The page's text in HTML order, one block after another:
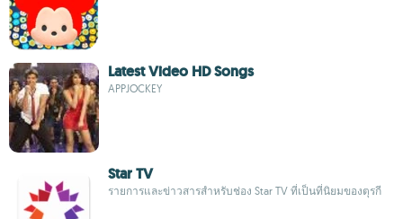
Latest Video HD Songs
APPJOCKEY
Star TV
รายการและข่าวสารสำหรับช่อง Star TV ที่เป็นที่นิยมของตุรกี